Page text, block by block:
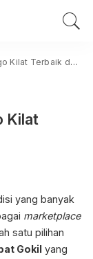
dari SiCepat
Kilat
yang banyak
marketplace
satu pilihan
Gokil yang